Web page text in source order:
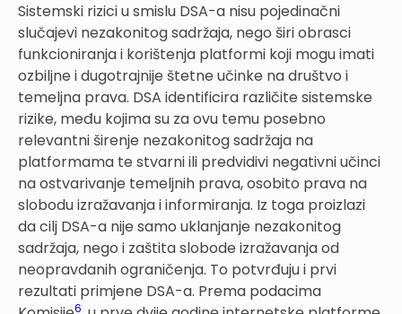
Sistemski rizici u smislu DSA-a nisu pojedinačni
slučajevi nezakonitog sadržaja, nego širi obrasci
funkcioniranja i korištenja platformi koji mogu imati
ozbiljne i dugotrajnije štetne učinke na društvo i
temeljna prava. DSA identificira različite sistemske
rizike, među kojima su za ovu temu posebno
relevantni širenje nezakonitog sadržaja na
platformama te stvarni ili predvidivi negativni učinci
na ostvarivanje temeljnih prava, osobito prava na
slobodu izražavanja i informiranja. Iz toga proizlazi
da cilj DSA-a nije samo uklanjanje nezakonitog
sadržaja, nego i zaštita slobode izražavanja od
neopravdanih ograničenja. To potvrđuju i prvi
rezultati primjene DSA-a. Prema podacima
6